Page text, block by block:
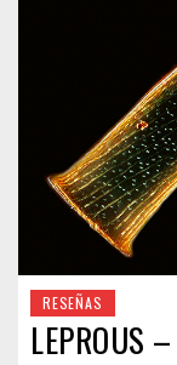
RESEÑAS
LEPROUS